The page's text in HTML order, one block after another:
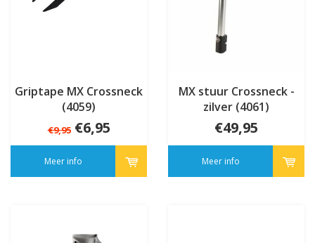
Griptape MX Crossneck
(4059)
€9,95 €6,95
Meer info
MX stuur Crossneck -
zilver (4061)
€49,95
Meer info